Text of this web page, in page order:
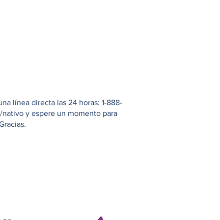
línea directa las 24 horas: 1-888-
y espere un momento para